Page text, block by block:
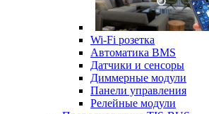
Wi-Fi розетка
Автоматика BMS
Датчики и сенсоры
Диммерные модули
Панели управления
Релейные модули